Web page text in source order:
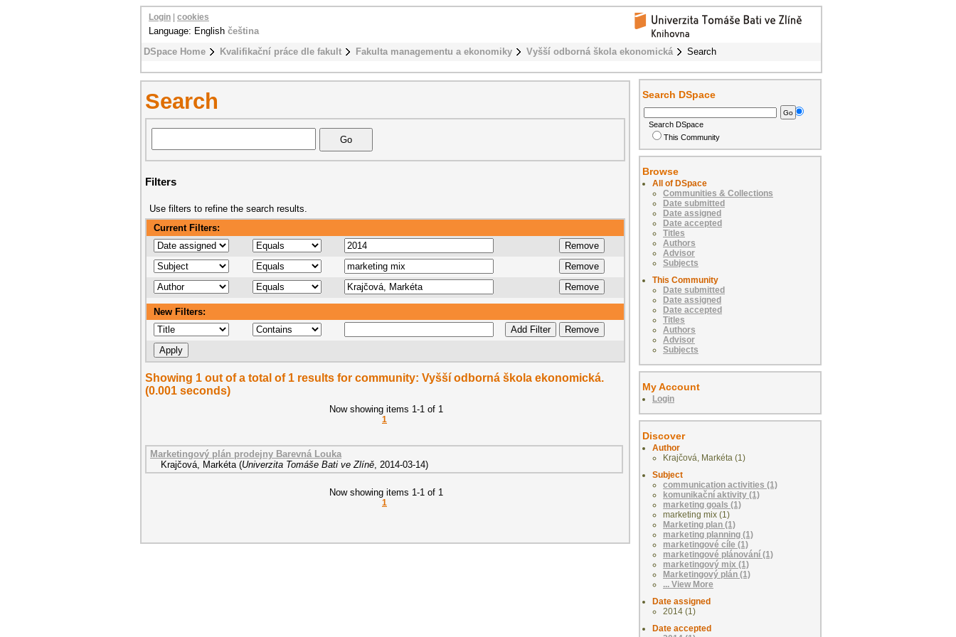
DSpace Home Kvalifikační práce dle fakult Fakulta managementu a ekonomiky Vyšší odborná škola ekonomická Search
Login cookies
Language: English čeština
Search
Filters
Use filters to refine the search results.
Current Filters:
New Filters:
Showing 1 out of a total of 1 results for community: Vyšší odborná škola ekonomická.
(0.001 seconds)
Now showing items 1-1 of 1
1
Marketingový plán prodejny Barevná Louka
Krajčová, Markéta (Univerzita Tomáše Bati ve Zlíně 2014-03-14)
Now showing items 1-1 of 1
1
Search DSpace
Search DSpace
This Community
Browse
All of DSpace
Communities & Collections
Date submitted
Date assigned
Date accepted
Titles
Authors
Advisor
Subjects
This Community
Date submitted
Date assigned
Date accepted
Titles
Authors
Advisor
Subjects
My Account
Login
Discover
Author
Krajčová, Markéta (1)
Subject
communication activities (1)
komunikační aktivity (1)
marketing goals (1)
marketing mix (1)
Marketing plan (1)
marketing planning (1)
marketingové cíle (1)
marketingové plánování (1)
marketingový mix (1)
Marketingový plán (1)
... View More
Date assigned
2014 (1)
Date accepted